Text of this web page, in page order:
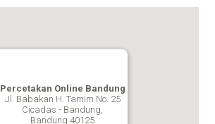
Percetakan Online Bandung
Jl. Babakan H. Tamim No. 25
Cicadas - Bandung,
Bandung 40125